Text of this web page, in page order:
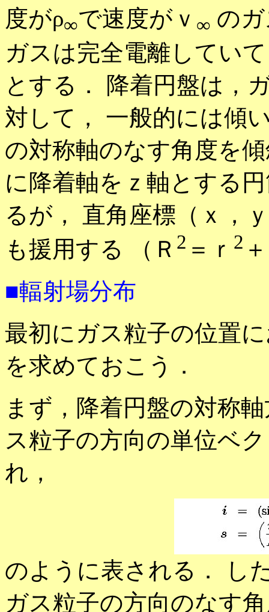
度がρ∞で速度がｖ ∞ の
ガスは完全電離してい
とする． 降着円盤は，
対して， 一般的には傾
の対称軸のなす角度を
に降着軸をｚ軸とする
るが， 直角座標（ｘ，
も援用する （Ｒ 2 ＝ｒ 2
■輻射場分布
最初にガス粒子の位置
を求めておこう．
まず，降着円盤の対称
ス粒子の方向の単位ベ
れ，
のように表される． し
ガス粒子の方向のなす